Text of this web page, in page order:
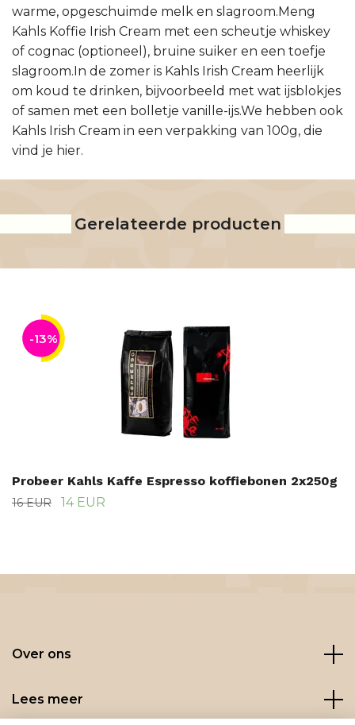
warme, opgeschuimde melk en slagroom.Meng
Kahls Koffie Irish Cream met een scheutje whiskey
of cognac (optioneel), bruine suiker en een toefje
slagroom.In de zomer is Kahls Irish Cream heerlijk
om koud te drinken, bijvoorbeeld met wat ijsblokjes
of samen met een bolletje vanille-ijs.We hebben ook
Kahls Irish Cream in een verpakking van 100g, die
vind je hier.
Gerelateerde producten
-13%
Probeer Kahls Kaffe Espresso koffiebonen 2x250g
16 EUR 14 EUR
Over ons
Lees meer